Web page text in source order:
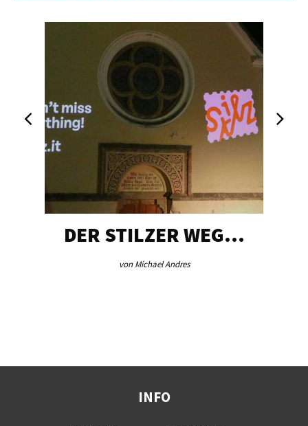
DER STILZER WEG…
von Michael Andres
INFO